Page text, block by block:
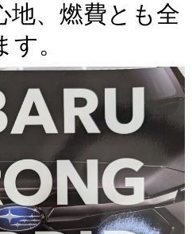
、燃費とも全
。